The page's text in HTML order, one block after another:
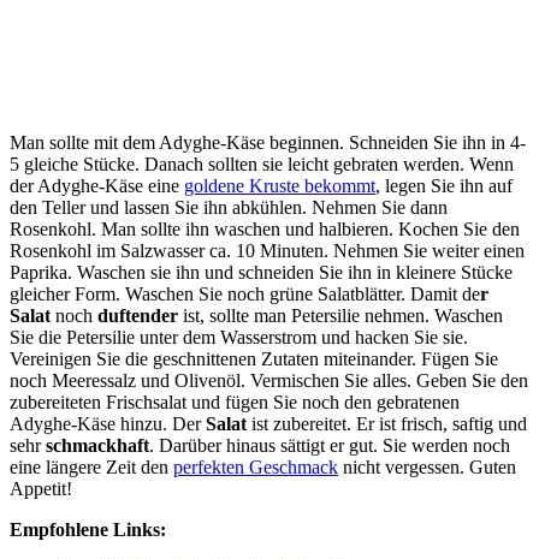
Man sollte mit dem Adyghe-Käse beginnen. Schneiden Sie ihn in 4-
5 gleiche Stücke. Danach sollten sie leicht gebraten werden. Wenn
der Adyghe-Käse eine goldene Kruste bekommt, legen Sie ihn auf
den Teller und lassen Sie ihn abkühlen. Nehmen Sie dann
Rosenkohl. Man sollte ihn waschen und halbieren. Kochen Sie den
Rosenkohl im Salzwasser ca. 10 Minuten. Nehmen Sie weiter einen
Paprika. Waschen sie ihn und schneiden Sie ihn in kleinere Stücke
gleicher Form. Waschen Sie noch grüne Salatblätter. Damit der
Salat noch duftender ist, sollte man Petersilie nehmen. Waschen
Sie die Petersilie unter dem Wasserstrom und hacken Sie sie.
Vereinigen Sie die geschnittenen Zutaten miteinander. Fügen Sie
noch Meeressalz und Olivenöl. Vermischen Sie alles. Geben Sie den
zubereiteten Frischsalat und fügen Sie noch den gebratenen
Adyghe-Käse hinzu. DerSalat ist zubereitet. Er ist frisch, saftig und
sehrschmackhaft. Darüber hinaus sättigt er gut. Sie werden noch
eine längere Zeit den perfekten Geschmack nicht vergessen. Guten
Appetit!
Empfohlene Links: